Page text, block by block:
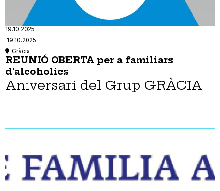
19.10.2025
19.10.2025
Gràcia
REUNIÓ OBERTA per a familiars
d'alcoholics
Aniversari del Grup GRÀCIA